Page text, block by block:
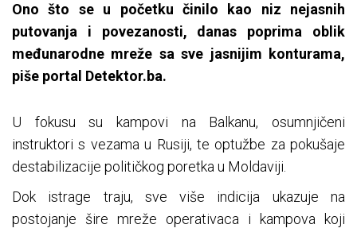
Ono što se u početku činilo kao niz nejasnih
putovanja i povezanosti, danas poprima oblik
međunarodne mreže sa sve jasnijim konturama,
piše portal Detektor.ba.
U fokusu su kampovi na Balkanu, osumnjičeni
instruktori s vezama u Rusiji, te optužbe za pokušaje
destabilizacije političkog poretka u Moldaviji.
Dok istrage traju, sve više indicija ukazuje na
postojanje šire mreže operativaca i kampova koji